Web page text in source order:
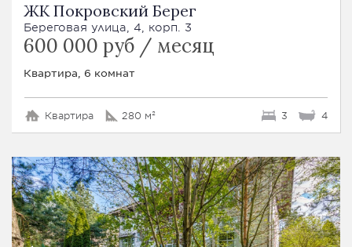
ЖК Покровский Берег
Береговая улица, 4, корп. 3
600 000 руб / месяц
Квартира, 6 комнат
Квартира 280 м² 3 4